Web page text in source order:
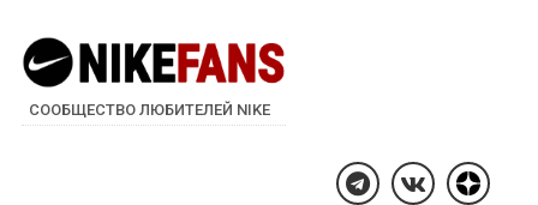
СООБЩЕСТВО ЛЮБИТЕЛЕЙ NIKE